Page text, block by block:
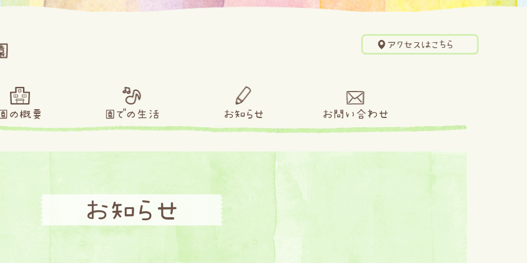
アクセスはこちら
の概要 園での生活 お知らせ お問い合わせ
お知らせ